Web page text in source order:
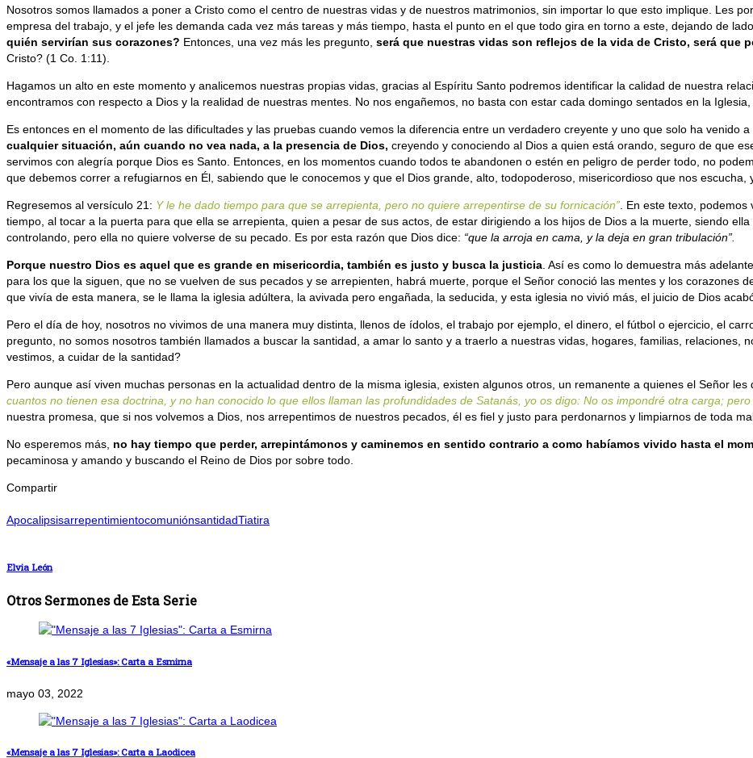
Nosotros somos llamados a poner a Cristo como el centro de nuestras vidas y de nuestros matrimonios, sin importar lo que esto implique. Les
empresa del trabajo, y el jefe les demanda cada vez más tareas y más tiempo, hasta el punto en el que todo gira en torno a este, dejando de
quién servirían sus corazones? Entonces, una vez más les pregunto, será que nuestras vidas son reflejos de la vida de Cristo, será que
Cristo? (1 Co. 1:11).
Hagamos un alto en este momento y analicemos nuestras propias vidas, gracias al Espíritu Santo podremos identificar la calidad de nuestra
encontramos con respecto a Dios y la realidad de nuestras mentes. No nos engañemos, no basta con estar cada domingo sentados en la
Es entonces en el momento de las dificultades y las pruebas cuando vemos la diferencia entre un verdadero creyente y uno que solo ha venido a
cualquier situación, aún cuando no vea nada, a la presencia de Dios, creyendo y conociendo al Dios a quien está orando, seguro de que
servimos con alegría porque Dios es Santo. Entonces, en los momentos cuando todos te abandonen o estén en peligro de perder todo, no
que debemos correr a refugiarnos en Él, sabiendo que le conocemos y que el Dios grande, alto, todopoderoso, misericordioso que nos escucha,
Regresemos al versículo 21: Y le he dado tiempo para que se arrepienta, pero no quiere arrepentirse de su fornicación” . En este texto,
tiempo, al tocar a la puerta para que ella se arrepienta, quien a pesar de sus actos, de estar dirigiendo a los hijos de Dios a la muerte, siendo
controlando, pero ella no quiere volverse de su pecado. Es por esta razón que Dios dice: “que la arroja en cama, y la deja en gran tribulación”.
Porque nuestro Dios es aquel que es grande en misericordia, también es justo y busca la justicia . Así es como lo demuestra más
para los que la siguen, que no se vuelven de sus pecados y se arrepienten, habrá muerte, porque el Señor conoció las mentes y los corazones
que vivía de esta manera, se le llama la iglesia adúltera, la avivada pero engañada, la seducida, y esta iglesia no vivió más, el juicio de Dios
Pero el día de hoy, nosotros no vivimos de una manera muy distinta, llenos de ídolos, el trabajo por ejemplo, el dinero, el fútbol o ejercicio, el
pregunto, no somos nosotros también llamados a buscar la santidad, a amar lo santo y a traerlo a nuestras vidas, hogares, familias, relaciones,
vestimos, a cuidar de la santidad?
Pero aunque así viven muchas personas en la actualidad dentro de la misma iglesia, existen algunos otros, un remanente a quienes el Señor les
cuantos no tienen esa doctrina, y no han conocido lo que ellos llaman las profundidades de Satanás, yo os digo: No os impondré otra carga;
nuestra promesa, que si nos volvemos a Dios, nos arrepentimos de nuestros pecados, él es fiel y justo para perdonarnos y limpiarnos de toda
No esperemos más, no hay tiempo que perder, arrepintámonos y caminemos en sentido contrario a como habíamos vivido hasta el
pecaminosa y amando y buscando el Reino de Dios por sobre todo.
Compartir
ApocalipsisarrepentimientocomuniónsantidadTiatira
Elvia León
Otros Sermones de Esta Serie
«Mensaje a las 7 Iglesias»: Carta a Esmirna
mayo 03, 2022
«Mensaje a las 7 Iglesias»: Carta a Laodicea